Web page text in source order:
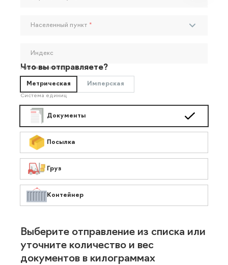
Населенный пункт *
Индекс
Необязательно
Что вы отправляете?
Метрическая Имперская
Система единиц
Документы
Посылка
Груз
Контейнер
Выберите отправление из списка или
уточните количество и вес
документов в килограммах